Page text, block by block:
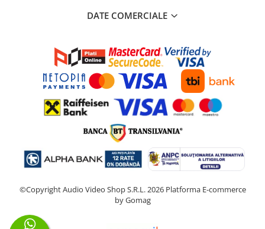
DATE COMERCIALE
©Copyright Audio Video Shop S.R.L. 2026 Platforma E-commerce
by Gomag